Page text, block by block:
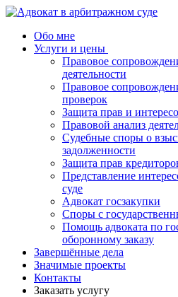
Обо мне
Услуги и цены
Правовое
деятельности
Правовое
проверок
Защита прав и
Правовой анализ
Судебные споры о
задолженности
Защита прав
Представление
суде
Адвокат госзакупки
Споры с
Помощь адвоката по
оборонному заказу
Завершённые дела
Значимые проекты
Контакты
Заказать услугу